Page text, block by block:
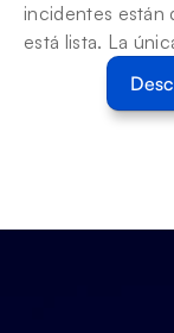
incidentes están
está lista. La